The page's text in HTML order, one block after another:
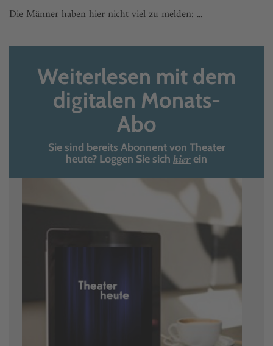
Die Männer haben hier nicht viel zu melden: ...
Weiterlesen mit dem
digitalen Monats-
Abo
Sie sind bereits Abonnent von Theater
heute? Loggen Sie sich hierein